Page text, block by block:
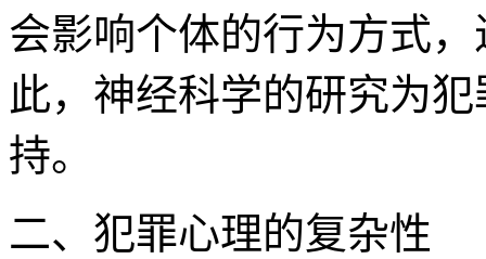
会影响个体的行为方式
此，神经科学的研究为
持。
二、犯罪心理的复杂性